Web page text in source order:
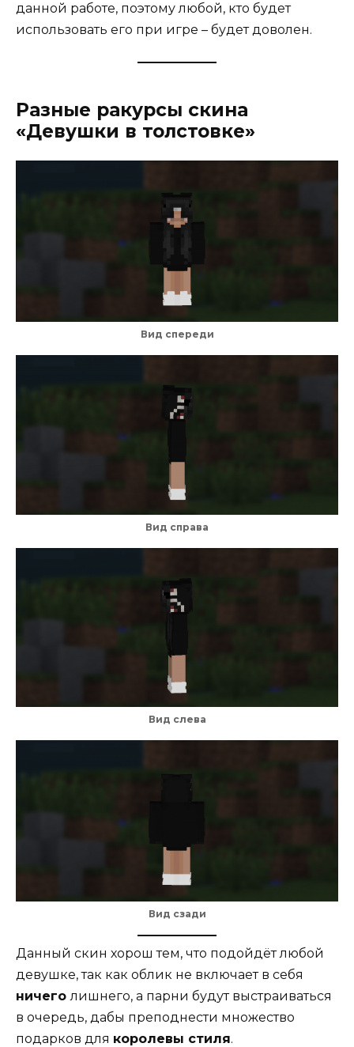
данной работе, поэтому любой, кто будет
использовать его при игре – будет доволен.
Разные ракурсы скина
«Девушки в толстовке»
Вид спереди
Вид справа
Вид слева
Вид сзади
Данный скин хорош тем, что подойдёт любой
девушке, так как облик не включает в себя
ничеголишнего, а парни будут выстраиваться
в очередь, дабы преподнести множество
подарков для королевы стиля.